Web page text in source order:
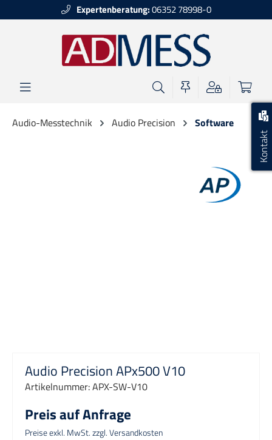
Kontakt
Expertenberatung:06352 78998-0
Audio-Messtechnik Audio Precision Software
Audio Precision APx500 V10
Artikelnummer:APX-SW-V10
Preis auf Anfrage
Preise exkl. MwSt. zzgl. Versandkosten